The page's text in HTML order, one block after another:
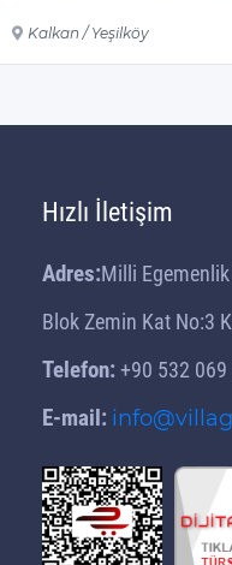
Kalkan / Yeşilköy
Hızlı İletişim
Adres:Milli
Blok Zemin Kat No:3
Telefon: +90 532 069
E-mail: